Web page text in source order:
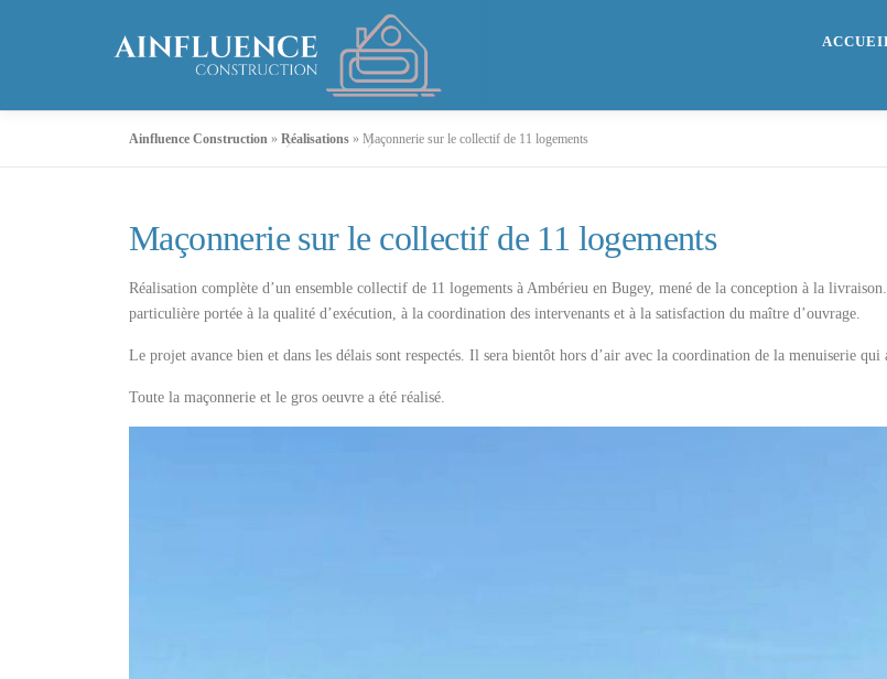
Ainfluence Construction » Réalisations » Maçonnerie sur le collectif de 11 logements
Maçonnerie sur le collectif de 11 logements
Réalisation complète d’un ensemble collectif de 11 logements à Ambérieu en Bugey, mené de la conception à la
particulière portée à la qualité d’exécution, à la coordination des intervenants et à la satisfaction du maître d’ouvrage.
Le projet avance bien et dans les délais sont respectés. Il sera bientôt hors d’air avec la coordination de la menuiserie
Toute la maçonnerie et le gros oeuvre a été réalisé.